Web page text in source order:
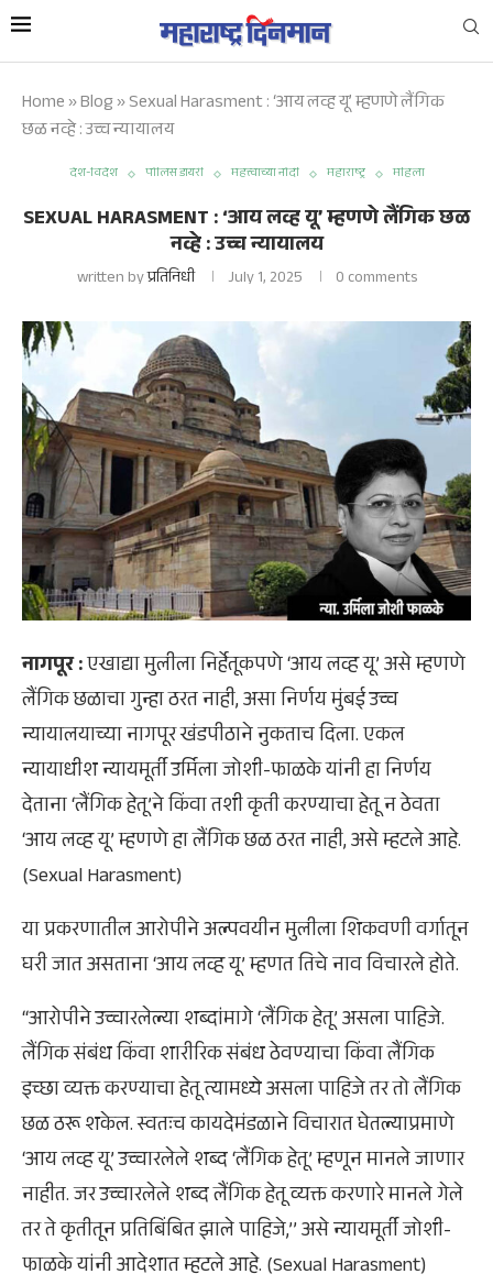
Home»Blog»Sexual Harasment : ‘आय लव्ह यू’ म्हणणे लैंगिक
छळ नव्हे : उच्च न्यायालय
देश-विदेश पोलिस डायरी महत्त्वाच्या नोंदी महाराष्ट्र महिला
SEXUAL HARASMENT : ‘आय लव्ह यू’ म्हणणे लैंगिक छळ
नव्हे : उच्च न्यायालय
written byप्रतिनिधी July 1, 2025 0 comments
नागपूर :एखाद्या मुलीला निर्हेतूकपणे ‘आय लव्ह यू’ असे म्हणणे
लैंगिक छळाचा गुन्हा ठरत नाही, असा निर्णय मुंबई उच्च
न्यायालयाच्या नागपूर खंडपीठाने नुकताच दिला. एकल
न्यायाधीश न्यायमूर्ती उर्मिला जोशी-फाळके यांनी हा निर्णय
देताना ‘लैंगिक हेतू’ने किंवा तशी कृती करण्याचा हेतू न ठेवता
‘आय लव्ह यू’ म्हणणे हा लैंगिक छळ ठरत नाही, असे म्हटले आहे.
(Sexual Harasment)
या प्रकरणातील आरोपीने अल्पवयीन मुलीला शिकवणी वर्गातून
घरी जात असताना ‘आय लव्ह यू’ म्हणत तिचे नाव विचारले होते.
‘‘आरोपीने उच्चारलेल्या शब्दांमागे ‘लैंगिक हेतू’ असला पाहिजे.
लैंगिक संबंध किंवा शारीरिक संबंध ठेवण्याचा किंवा लैंगिक
इच्छा व्यक्त करण्याचा हेतू त्यामध्ये असला पाहिजे तर तो लैंगिक
छळ ठरू शकेल. स्वतःच कायदेमंडळाने विचारात घेतल्याप्रमाणे
‘आय लव्ह यू’ उच्चारलेले शब्द ‘लैंगिक हेतू’ म्हणून मानले जाणार
नाहीत. जर उच्चारलेले शब्द लैंगिक हेतू व्यक्त करणारे मानले गेले
तर ते कृतीतून प्रतिबिंबित झाले पाहिजे,’’ असे न्यायमूर्ती जोशी-
फाळके यांनी आदेशात म्हटले आहे. (Sexual Harasment)